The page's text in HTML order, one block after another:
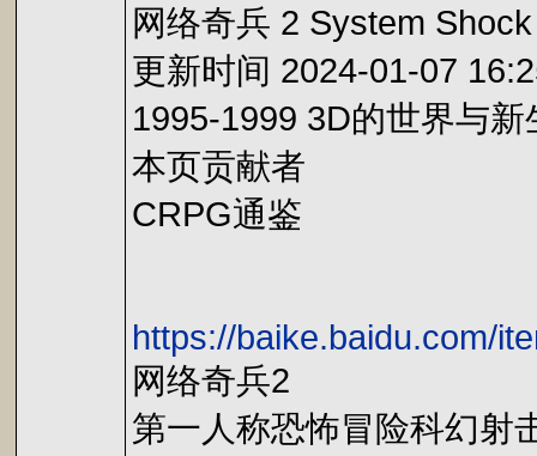
网络奇兵 2 System
更新时间 2024-01-07
1995-1999 3D的世界与
本页贡献者
CRPG通鉴
https://baike.baidu.com/
网络奇兵2
第一人称恐怖冒险科幻射